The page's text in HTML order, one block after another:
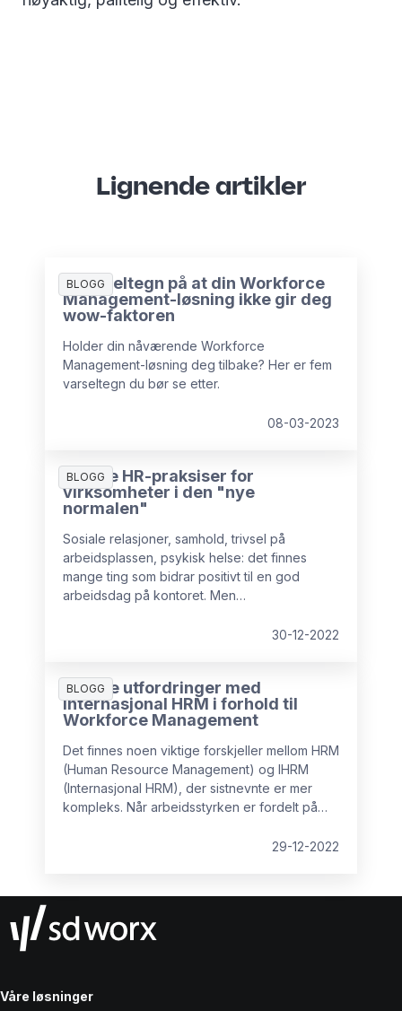
Lignende artikler
BLOGG
5 varseltegn på at din Workforce
Management-løsning ikke gir deg
wow-faktoren
Holder din nåværende Workforce
Management-løsning deg tilbake? Her er fem
varseltegn du bør se etter.
08-03-2023
BLOGG
5 gode HR-praksiser for
virksomheter i den "nye
normalen"
Sosiale relasjoner, samhold, trivsel på
arbeidsplassen, psykisk helse: det finnes
mange ting som bidrar positivt til en god
arbeidsdag på kontoret. Men
det nødvendig med justeringer som fremmer
30-12-2022
BLOGG
Viktige utfordringer med
Internasjonal HRM i forhold til
Workforce Management
Det finnes noen viktige forskjeller mellom HRM
(Human Resource Management) og IHRM
(Internasjonal HRM), der sistnevnte er mer
kompleks. Når arbeidsstyrken er fordelt på
annen kontekst, stilles det ytterligere krav til
måte.
29-12-2022
Våre løsninger